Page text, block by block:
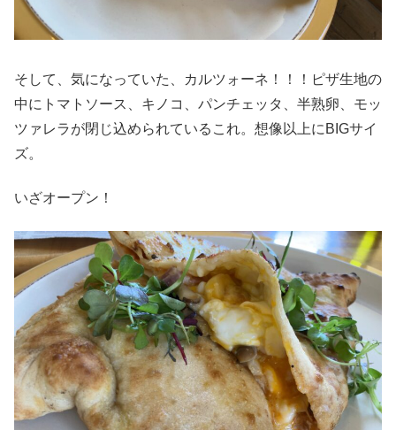
そして、気になっていた、カルツォーネ！！！ピザ生地の
中にトマトソース、キノコ、パンチェッタ、半熟卵、モッ
ツァレラが閉じ込められているこれ。想像以上にBIGサイ
ズ。
いざオープン！